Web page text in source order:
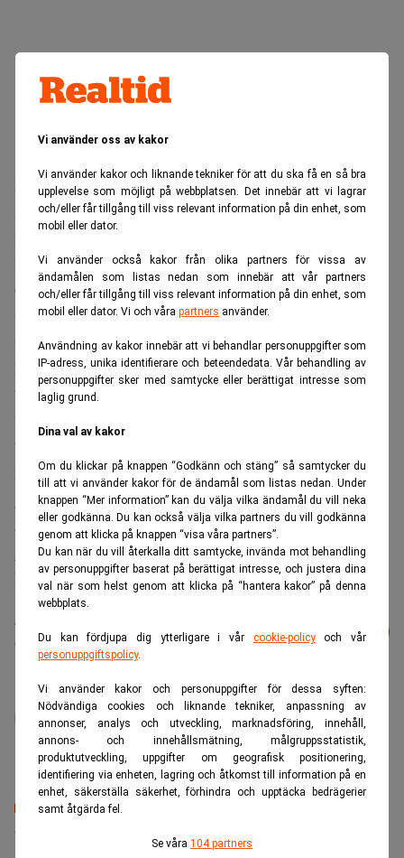
Vi använder oss av kakor
Vi använder kakor och liknande tekniker för att du ska få en så bra
upplevelse som möjligt på webbplatsen. Det innebär att vi lagrar
och/eller får tillgång till viss relevant information på din enhet, som
mobil eller dator.
Vi använder också kakor från olika partners för vissa av
ändamålen som listas nedan som innebär att vår partners
och/eller får tillgång till viss relevant information på din enhet, som
mobil eller dator. Vi och våra partners använder.
Användning av kakor innebär att vi behandlar personuppgifter som
IP-adress, unika identifierare och beteendedata. Vår behandling av
personuppgifter sker med samtycke eller berättigat intresse som
laglig grund.
Dina val av kakor
Om du klickar på knappen “Godkänn och stäng” så samtycker du
till att vi använder kakor för de ändamål som listas nedan. Under
knappen “Mer information” kan du välja vilka ändamål du vill neka
eller godkänna. Du kan också välja vilka partners du vill godkänna
genom att klicka på knappen “visa våra partners”.
Du kan när du vill återkalla ditt samtycke, invända mot behandling
av personuppgifter baserat på berättigat intresse, och justera dina
val när som helst genom att klicka på “hantera kakor” på denna
webbplats.
Du kan fördjupa dig ytterligare i vår cookie-policyoch vår
personuppgiftspolicy.
Vi använder kakor och personuppgifter för dessa syften:
Nödvändiga cookies och liknande tekniker, anpassning av
annonser, analys och utveckling, marknadsföring, innehåll,
annons- och innehållsmätning, målgruppsstatistik,
produktutveckling, uppgifter om geografisk positionering,
identifiering via enheten, lagring och åtkomst till information på en
enhet, säkerställa säkerhet, förhindra och upptäcka bedrägerier
samt åtgärda fel.
Se våra 104 partners
Det var det amerikanska handelsdepartementet som
stoppade godkännandet av den nya toppdomänen, skrivet
nyhetsbyrån AP.
Bakom .xxx ligger det kanadensiska bolaget ICM Registry.
Genom att samla alla porrsajter under en gemensam
toppdomän hävdade företaget att det ville göra det svårare
för till exempel barn att oavsiktlig hamna på dessa sajter.
Icann antydde redan 2005 att allt var klart för ett formellt
beslut att godkänna .xxx, men efter påtryckningar från
USA förra sommaren sköt organisationen plötsligt upp
beslutet. Och nu blev det istället ett nej.
Den kristna högern i USA lobbade starkt för att stoppa
godkännandet av toppdomänen. Det kan vara orsaken till
att det amerikanska handelsdepartementet motsatte sig ett
godkännande.
Realtid.se
Läs mer från Realtid - vårt nyhetsbrev
är kostnadsfritt:
Prenumerera
administrator
Senaste lediga jobben